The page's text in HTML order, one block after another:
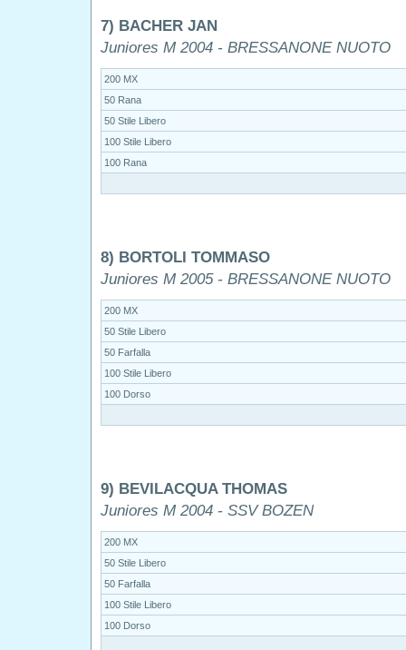
7) BACHER JAN
Juniores M 2004 - BRESSANONE NUOTO
200 MX
50 Rana
50 Stile Libero
100 Stile Libero
100 Rana
8) BORTOLI TOMMASO
Juniores M 2005 - BRESSANONE NUOTO
200 MX
50 Stile Libero
50 Farfalla
100 Stile Libero
100 Dorso
9) BEVILACQUA THOMAS
Juniores M 2004 - SSV BOZEN
200 MX
50 Stile Libero
50 Farfalla
100 Stile Libero
100 Dorso